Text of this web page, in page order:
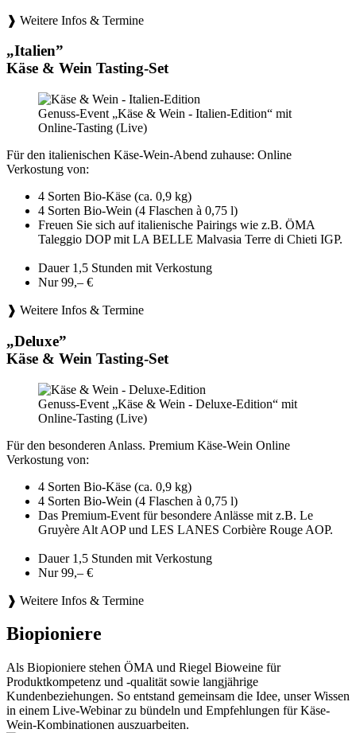
❱ Weitere Infos & Termine
„Italien”
Käse & Wein Tasting-Set
Genuss-Event „Käse & Wein - Italien-Edition“ mit
Online-Tasting (Live)
Für den italienischen Käse-Wein-Abend zuhause: Online
Verkostung von:
4 Sorten Bio-Käse (ca. 0,9 kg)
4 Sorten Bio-Wein (4 Flaschen à 0,75 l)
Freuen Sie sich auf italienische Pairings wie z.B. ÖMA
Taleggio DOP mit LA BELLE Malvasia Terre di Chieti IGP.
Dauer 1,5 Stunden mit Verkostung
Nur 99,– €
❱ Weitere Infos & Termine
„Deluxe”
Käse & Wein Tasting-Set
Genuss-Event „Käse & Wein - Deluxe-Edition“ mit
Online-Tasting (Live)
Für den besonderen Anlass. Premium Käse-Wein Online
Verkostung von:
4 Sorten Bio-Käse (ca. 0,9 kg)
4 Sorten Bio-Wein (4 Flaschen à 0,75 l)
Das Premium-Event für besondere Anlässe mit z.B. Le
Gruyère Alt AOP und LES LANES Corbière Rouge AOP.
Dauer 1,5 Stunden mit Verkostung
Nur 99,– €
❱ Weitere Infos & Termine
Biopioniere
Als Biopioniere stehen ÖMA und Riegel Bioweine für
Produktkompetenz und -qualität sowie langjährige
Kundenbeziehungen. So entstand gemeinsam die Idee, unser Wissen
in einem Live-Webinar zu bündeln und Empfehlungen für Käse-
Wein-Kombinationen auszuarbeiten.